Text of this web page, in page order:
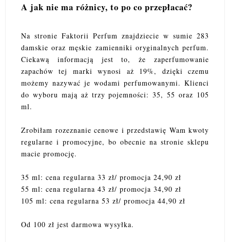
A jak nie ma różnicy, to po co przepłacać?
Na stronie Faktorii Perfum znajdziecie w sumie 283
damskie oraz męskie zamienniki oryginalnych perfum.
Ciekawą informacją jest to, że zaperfumowanie
zapachów tej marki wynosi aż 19%, dzięki czemu
możemy nazywać je wodami perfumowanymi. Klienci
do wyboru mają aż trzy pojemności: 35, 55 oraz 105
ml.
Zrobiłam rozeznanie cenowe i przedstawię Wam kwoty
regularne i promocyjne, bo obecnie na stronie sklepu
macie promocję.
35 ml: cena regularna 33 zł/ promocja 24,90 zł
55 ml: cena regularna 43 zł/ promocja 34,90 zł
105 ml: cena regularna 53 zł/ promocja 44,90 zł
Od 100 zł jest darmowa wysyłka.